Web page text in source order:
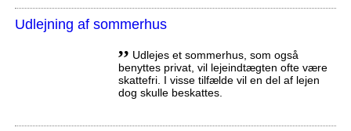
Udlejning af sommerhus
,, Udlejes et sommerhus, som også
benyttes privat, vil lejeindtægten ofte være
skattefri. I visse tilfælde vil en del af lejen
dog skulle beskattes.